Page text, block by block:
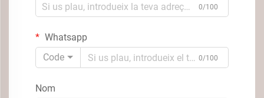
0/100
Whatsapp
Code
0/100
Nom